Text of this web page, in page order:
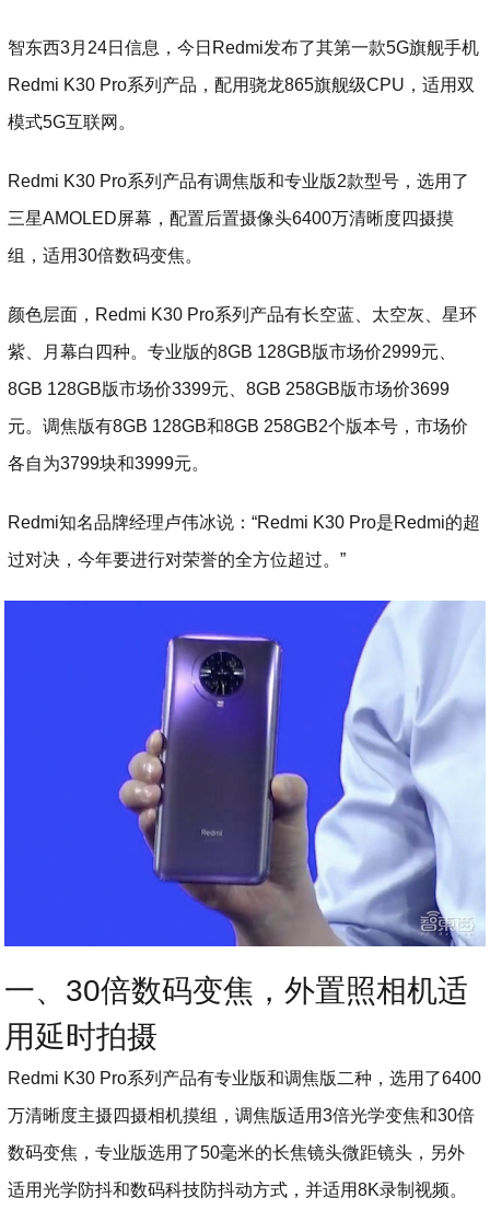
智东西3月24日信息，今日Redmi发布了其第一款5G旗舰手机
Redmi K30 Pro系列产品，配用骁龙865旗舰级CPU，适用双
模式5G互联网。
Redmi K30 Pro系列产品有调焦版和专业版2款型号，选用了
三星AMOLED屏幕，配置后置摄像头6400万清晰度四摄摸
组，适用30倍数码变焦。
颜色层面，Redmi K30 Pro系列产品有长空蓝、太空灰、星环
紫、月幕白四种。专业版的8GB 128GB版市场价2999元、
8GB 128GB版市场价3399元、8GB 258GB版市场价3699
元。调焦版有8GB 128GB和8GB 258GB2个版本号，市场价
各自为3799块和3999元。
Redmi知名品牌经理卢伟冰说：“Redmi K30 Pro是Redmi的超
过对决，今年要进行对荣誉的全方位超过。”
一、30倍数码变焦，外置照相机适
用延时拍摄
Redmi K30 Pro系列产品有专业版和调焦版二种，选用了6400
万清晰度主摄四摄相机摸组，调焦版适用3倍光学变焦和30倍
数码变焦，专业版选用了50毫米的长焦镜头微距镜头，另外
适用光学防抖和数码科技防抖动方式，并适用8K录制视频。